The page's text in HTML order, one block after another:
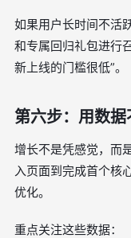
如果用户长时间不活
和专属回归礼包进行
新上线的门槛很低”。
第六步：用数
增长不是凭感觉，而
入页面到完成首个核
优化。
重点关注这些数据：